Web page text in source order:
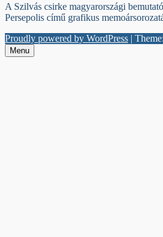
A Szilvás csirke magyarországi
Persepolis című grafikus
Proudly powered by WordPress |
Menu